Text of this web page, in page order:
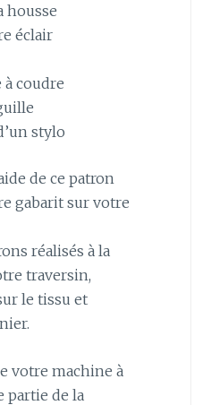
housse
éclair
à coudre
stylo
de ce patron
gabarit sur votre
réalisés à la
traversin,
le tissu et
votre machine à
partie de la